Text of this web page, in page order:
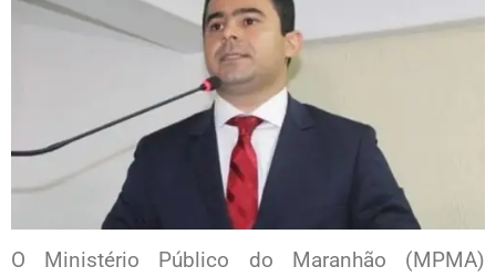
O Ministério Público do Maranhão (MPMA)